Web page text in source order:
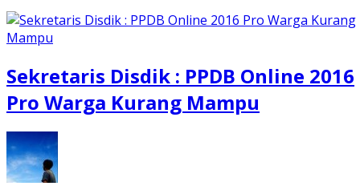
Sekretaris Disdik : PPDB Online 2016
Pro Warga Kurang Mampu